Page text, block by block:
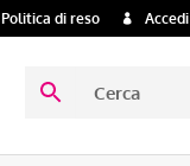
Politica di reso Accedi